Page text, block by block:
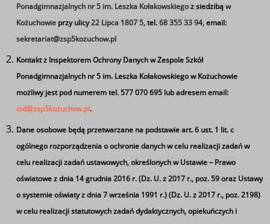
w ZSP 5.pdf
Lista niezakwalifikowanych - Technikum w ZSP 5.pdf
Lista niezakwalifikowanych - Branżowa Szkoła I Stopnia
w ZSP 5.pdf
Lista zakfalifikowanych do przyjęcia - Branżowa Szkoła
I Stopnia w ZSP 5.pdf
Lista- Technik informatyk.pdf
Tagi
Wyniki naboru
Ponadgimnazjalnych nr 5 im. Leszka Kołakowskiegoz siedzibąw
Kożuchowie przy ulicy22 Lipca 1807 5,tel.68 355 33 94,email:
sekretariat@zsp5kozuchow.pl
Kontakt z Inspektorem Ochrony Danych w Zespole Szkół
Ponadgimnazjalnych nr 5 im. Leszka Kołakowskiego w Kożuchowie
możliwy jest pod numerem tel. 577 070 695 lub adresem email:
iod@zsp5kozuchow.pl.
Dane osobowe będą przetwarzane na podstawie art. 6 ust. 1 lit. c
ogólnego rozporządzenia o ochronie danych w celu realizacji zadań w
celu realizacji zadań ustawowych, określonych w Ustawie – Prawo
oświatowe z dnia 14 grudnia 2016 r. (Dz. U. z 2017 r., poz. 59 oraz Ustawy
o systemie oświaty z dnia 7 września 1991 r.) (Dz. U. z 2017 r., poz. 2198)
w celu realizacji statutowych zadań dydaktycznych, opiekuńczych i